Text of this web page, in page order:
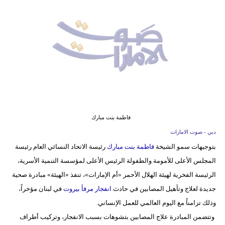
إسلامية
علوم
وتكنولوجيا
فاطمة بنت مبارك
دبي - صوت الامارات
بتوجيهات سمو الشيخةفاطمة بنت مباركرئيسة الاتحاد النسائي العام رئيسة
المجلس الأعلى للأمومة والطفولة الرئيس الأعلى لمؤسسة التنمية الأسرية،
الرئيسة الفخرية لهيئة الهلال الأحمر «أم الإمارات»، تنفذ «الهيئة» مبادرة صحية
جديدة لعلاج وتأهيل المصابين في حادث انفجار مرفأ بيروتفي لبنان مؤخراً،
وذلك تزامناً مع اليوم العالمي للعمل الإنساني.
وتتضمن المبادرة علاج المصابين بتشوهات بسبب الانفجار، وتركيب أطراف